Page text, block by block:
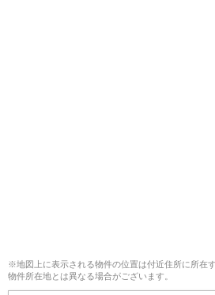
※地図上に表示される物件の位置は付近住所に所在
物件所在地とは異なる場合がございます。